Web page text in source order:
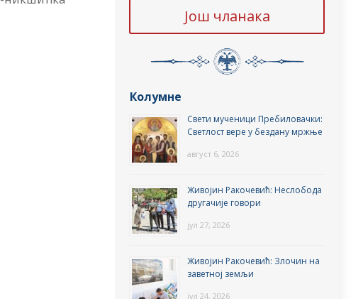
Још чланака
Колумне
Свети мученици Пребиловачки:
Светлост вере у бездану мржње
август 6, 2026
Живојин Ракочевић: Неслобода
другачије говори
јул 27, 2026
Живојин Ракочевић: Злочин на
заветној земљи
јул 24, 2026